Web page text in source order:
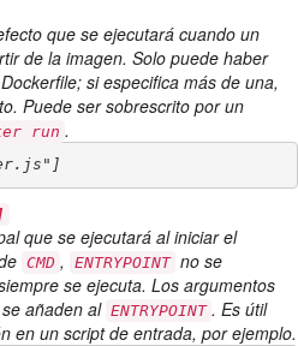
que se ejecutará cuando un
de la imagen. Solo puede haber
si especifica más de una,
Puede ser sobrescrito por un
run .
que se ejecutará al iniciar el
CMD , ENTRYPOINT no se
se ejecuta. Los argumentos
se añaden al ENTRYPOINT . Es útil
en un script de entrada, por ejemplo.